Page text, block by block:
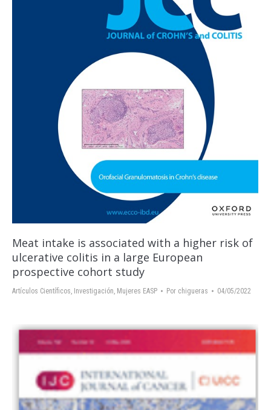
Meat intake is associated with a higher risk of
ulcerative colitis in a large European
prospective cohort study
Artículos Científicos Investigación Mujeres EASP Por chigueras 04/05/2022